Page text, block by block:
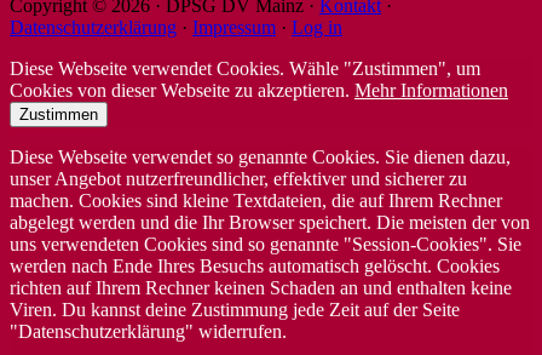
Copyright © 2026 · DPSG DV Mainz · Kontakt ·
Datenschutzerklärung · Impressum · Log in
Diese Webseite verwendet Cookies. Wähle "Zustimmen", um
Cookies von dieser Webseite zu akzeptieren. Mehr Informationen
Zustimmen
Diese Webseite verwendet so genannte Cookies. Sie dienen dazu,
unser Angebot nutzerfreundlicher, effektiver und sicherer zu
machen. Cookies sind kleine Textdateien, die auf Ihrem Rechner
abgelegt werden und die Ihr Browser speichert. Die meisten der von
uns verwendeten Cookies sind so genannte "Session-Cookies". Sie
werden nach Ende Ihres Besuchs automatisch gelöscht. Cookies
richten auf Ihrem Rechner keinen Schaden an und enthalten keine
Viren. Du kannst deine Zustimmung jede Zeit auf der Seite
"Datenschutzerklärung" widerrufen.